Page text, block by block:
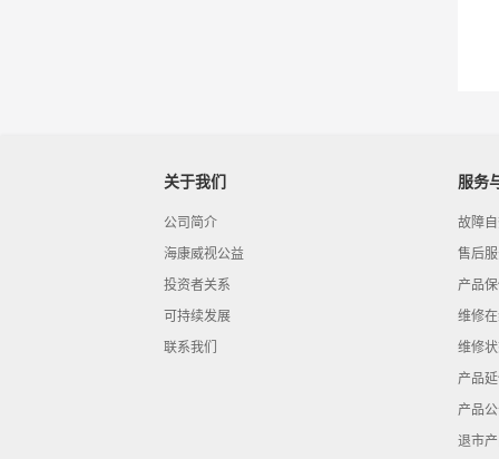
关于我们
公司简介
海康威视公益
投资者关系
可持续发展
联系我们
服务
故障
售后
产品
维修
维修
产品
产品
退市